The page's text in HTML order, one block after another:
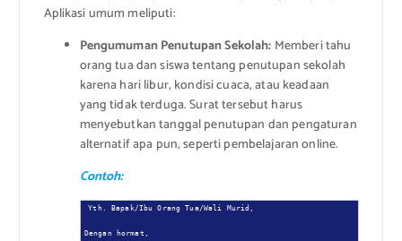
Aplikasi umum meliputi:
Pengumuman Penutupan Sekolah: Memberi tahu
orang tua dan siswa tentang penutupan sekolah
karena hari libur, kondisi cuaca, atau keadaan
yang tidak terduga. Surat tersebut harus
menyebutkan tanggal penutupan dan pengaturan
alternatif apa pun, seperti pembelajaran online.
Contoh:
Yth. Bapak/Ibu Orang Tua/Wali Murid,
Dengan hormat,